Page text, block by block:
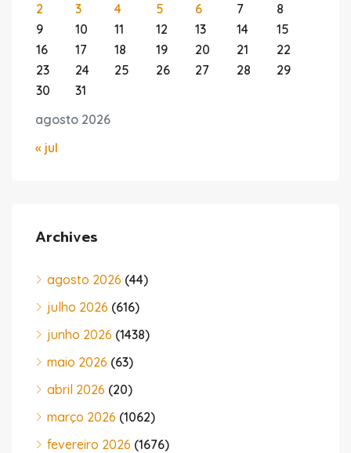
agosto 2026
2
3 4 5 6 7
8
9
10 11 12 13 14
15
16
17 18 19 20 21
22
23
24 25 26 27 28
29
30
31
« jul
Archives
agosto 2026 (44)
julho 2026 (616)
junho 2026 (1438)
maio 2026 (63)
abril 2026 (20)
março 2026 (1062)
fevereiro 2026 (1676)